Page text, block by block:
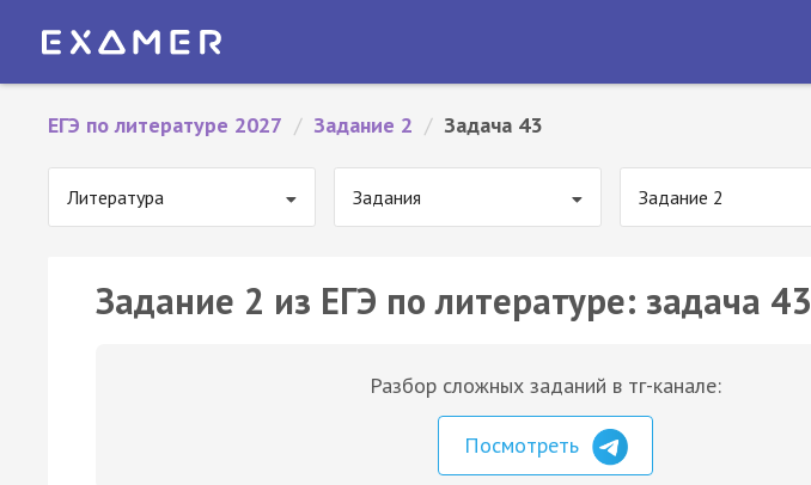
ЕГЭ по литературе 2027 / Задание 2 / Задача 43
Литература Задания Задание 2
Задание 2 из ЕГЭ по литературе: задача 43
Разбор сложных заданий в тг-канале:
Посмотреть